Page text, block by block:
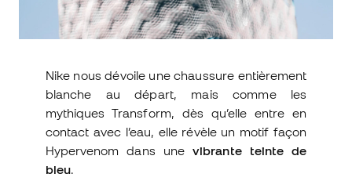
Nike nous dévoile une chaussure entièrement
blanche au départ, mais comme les
mythiques Transform, dès qu’elle entre en
contact avec l’eau, elle révèle un motif façon
Hypervenom dans unevibrante teinte de
bleu.